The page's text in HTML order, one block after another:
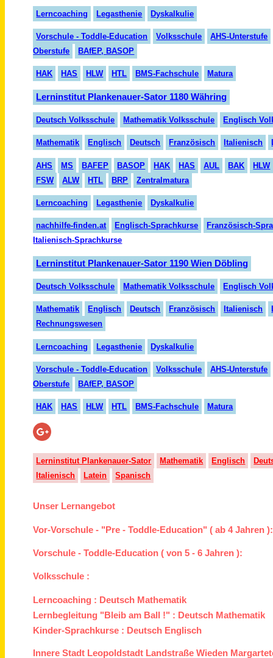
Lerncoaching Legasthenie Dyskalkulie
Vorschule - Toddle-Education Volksschule
AHS-Unterstufe
Oberstufe
BAfEP, BASOP
HAK HAS HLW HTL BMS-Fachschule Matura
Lerninstitut Plankenauer-Sator 1180 Währing
Deutsch Volksschule Mathematik Volksschule Englisch
Mathematik Englisch Deutsch Französisch Italienisch
AHS MS BAFEP BASOP HAK HAS AUL BAK
HLW
FSW
ALW HTL BRP Zentralmatura
Lerncoaching Legasthenie Dyskalkulie
nachhilfe-finden.at Englisch-Sprachkurse
Französisch-
Italienisch-Sprachkurse
Lerninstitut Plankenauer-Sator 1190 Wien Döbling
Deutsch Volksschule Mathematik Volksschule Englisch
Mathematik Englisch Deutsch Französisch Italienisch
Rechnungswesen
Lerncoaching Legasthenie Dyskalkulie
Vorschule - Toddle-Education Volksschule
AHS-Unterstufe
Oberstufe
BAfEP, BASOP
HAK HAS HLW HTL BMS-Fachschule Matura
Lerninstitut Plankenauer-Sator Mathematik Englisch
Italienisch
Latein Spanisch
Unser Lernangebot
Vor-Vorschule - "Pre - Toddle-Education" ( ab 4 Jahren ):
Vorschule - Toddle-Education ( von 5 - 6 Jahren ):
Volksschule :
Lerncoaching : Deutsch Mathematik
Lernbegleitung "Bleib am Ball !" : Deutsch Mathematik
Kinder-Sprachkurse : Deutsch Englisch
Innere Stadt Leopoldstadt Landstraße Wieden